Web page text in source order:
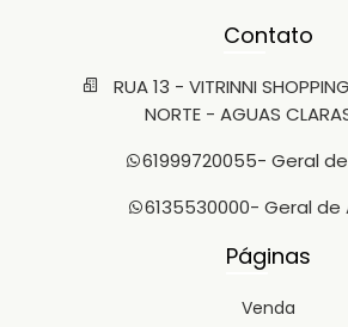
Contato
RUA 13 - VITRINNI
NORTE - AGUAS
61999720055- Geral
6135530000- Geral de
Páginas
Venda